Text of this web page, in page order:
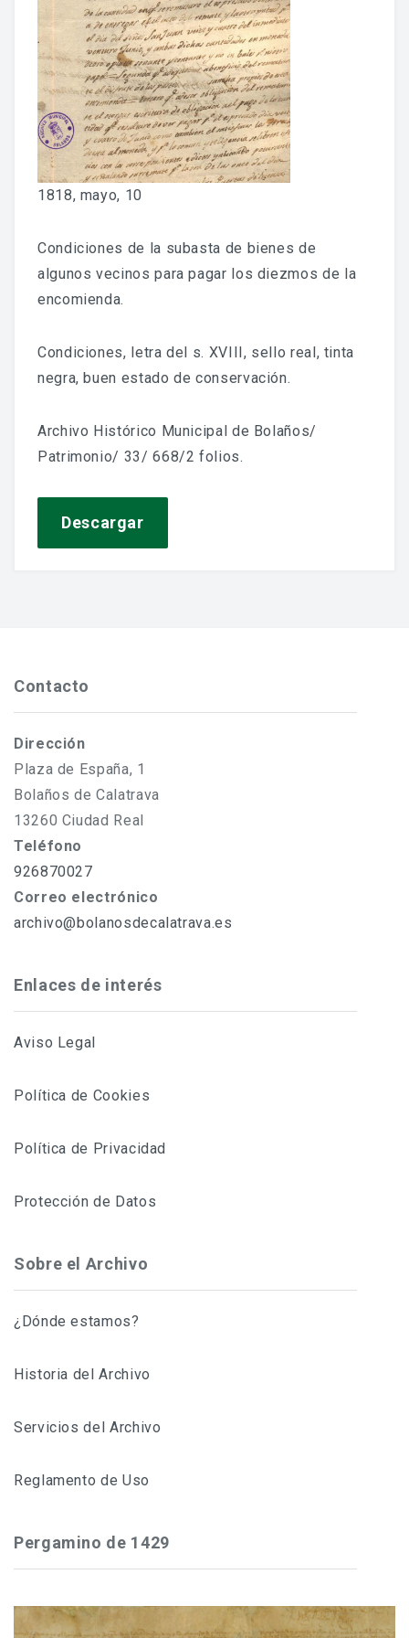
Fondo Histórico
Fondo Notarial
Catálogos Y Cuadros De Clasificación
Categorías
Libros De Actas
Reales Provisiones
DIFUSIÓN
Vídeos De Jornadas De Historia Local
Memorias Vivas
1818, mayo, 10
Condiciones de la subasta de bienes de
algunos vecinos para pagar los diezmos de la
encomienda.
Condiciones, letra del s. XVIII, sello real, tinta
negra, buen estado de conservación.
Archivo Histórico Municipal de Bolaños/
Patrimonio/ 33/ 668/2 folios.
Descargar
Contacto
Dirección
Plaza de España, 1
Bolaños de Calatrava
13260 Ciudad Real
Teléfono
926870027
Correo electrónico
archivo@bolanosdecalatrava.es
Enlaces de interés
Aviso Legal
Política de Cookies
Política de Privacidad
Protección de Datos
Sobre el Archivo
¿Dónde estamos?
Historia del Archivo
Servicios del Archivo
Reglamento de Uso
Pergamino de 1429